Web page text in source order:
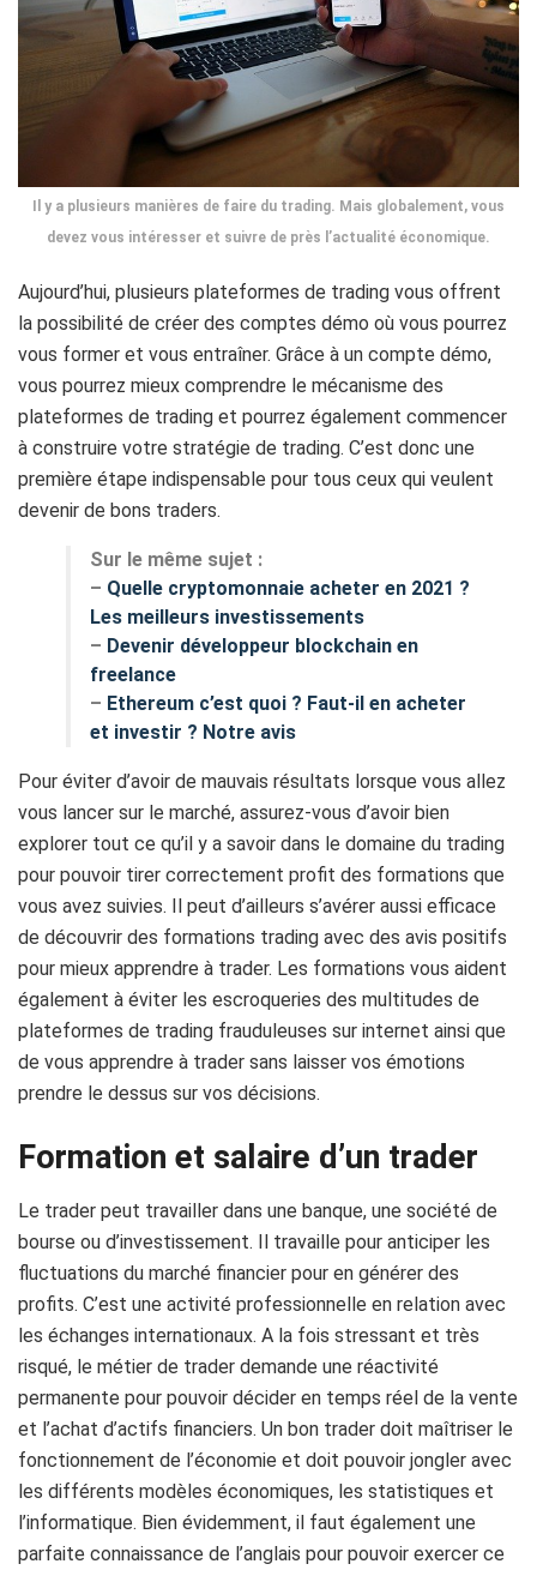
Il y a plusieurs manières de faire du trading. Mais globalement, vous
devez vous intéresser et suivre de près l’actualité économique.
Aujourd’hui, plusieurs plateformes de trading vous offrent
la possibilité de créer des comptes démo où vous pourrez
vous former et vous entraîner. Grâce à un compte démo,
vous pourrez mieux comprendre le mécanisme des
plateformes de trading et pourrez également commencer
à construire votre stratégie de trading. C’est donc une
première étape indispensable pour tous ceux qui veulent
devenir de bons traders.
Sur le même sujet :
– Quelle cryptomonnaie acheter en 2021 ?
Les meilleurs investissements
– Devenir développeur blockchain en
freelance
– Ethereum c’est quoi ? Faut-il en acheter
et investir ? Notre avis
Pour éviter d’avoir de mauvais résultats lorsque vous allez
vous lancer sur le marché, assurez-vous d’avoir bien
explorer tout ce qu’il y a savoir dans le domaine du trading
pour pouvoir tirer correctement profit des formations que
vous avez suivies. Il peut d’ailleurs s’avérer aussi efficace
de découvrir des formations trading avec des avis positifs
pour mieux apprendre à trader. Les formations vous aident
également à éviter les escroqueries des multitudes de
plateformes de trading frauduleuses sur internet ainsi que
de vous apprendre à trader sans laisser vos émotions
prendre le dessus sur vos décisions.
Formation et salaire d’un trader
Le trader peut travailler dans une banque, une société de
bourse ou d’investissement. Il travaille pour anticiper les
fluctuations du marché financier pour en générer des
profits. C’est une activité professionnelle en relation avec
les échanges internationaux. A la fois stressant et très
risqué, le métier de trader demande une réactivité
permanente pour pouvoir décider en temps réel de la vente
et l’achat d’actifs financiers. Un bon trader doit maîtriser le
fonctionnement de l’économie et doit pouvoir jongler avec
les différents modèles économiques, les statistiques et
l’informatique. Bien évidemment, il faut également une
parfaite connaissance de l’anglais pour pouvoir exercer ce